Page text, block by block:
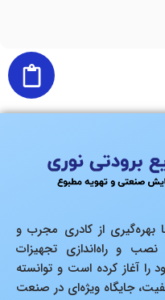
برودتی نوری از سال ۱۳۵۸ با بهره‌گیری از کادری مجرب و
و راه‌اندازی تجهیزات
آغاز کرده است و توانسته
جایگاه ویژه‌ای در صنعت